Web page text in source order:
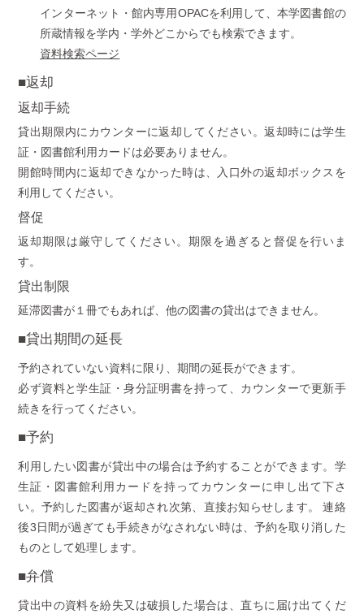
インターネット・館内専用OPACを利用して、本学図書館の
所蔵情報を学内・学外どこからでも検索できます。
資料検索ページ
■返却
返却手続
貸出期限内にカウンターに返却してください。返却時には学生
証・図書館利用カードは必要ありません。
開館時間内に返却できなかった時は、入口外の返却ボックスを
利用してください。
督促
返却期限は厳守してください。期限を過ぎると督促を行いま
す。
貸出制限
延滞図書が１冊でもあれば、他の図書の貸出はできません。
■貸出期間の延長
予約されていない資料に限り、期間の延長ができます。
必ず資料と学生証・身分証明書を持って、カウンターで更新手
続きを行ってください。
■予約
利用したい図書が貸出中の場合は予約することができます。学
生証・図書館利用カードを持ってカウンターに申し出て下さ
い。予約した図書が返却され次第、直接お知らせします。 連絡
後3日間が過ぎても手続きがなされない時は、予約を取り消した
ものとして処理します。
■弁償
貸出中の資料を紛失又は破損した場合は、直ちに届け出てくだ